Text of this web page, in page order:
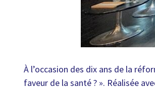
À l’occasion des dix ans de la
faveur de la santé ? ». Réalisée